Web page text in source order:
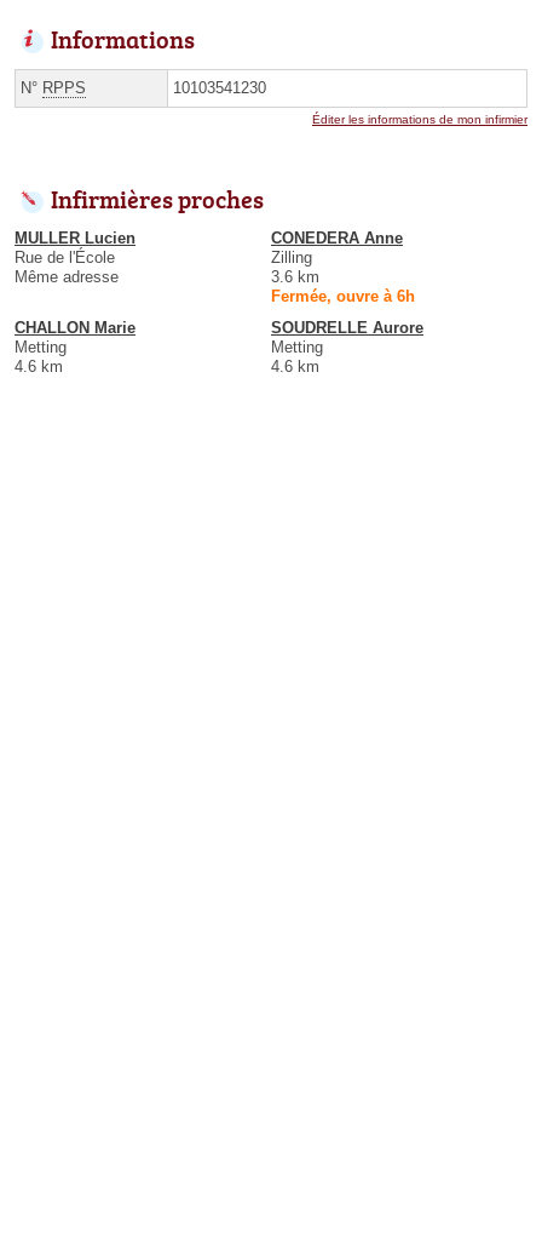
Informations
N° RPPS 10103541230
Éditer les informations de mon infirmier
Infirmières proches
MULLER Lucien
Rue de l'École
Même adresse
CONEDERA Anne
Zilling
3.6 km
Fermée, ouvre à 6h
CHALLON Marie
Metting
4.6 km
SOUDRELLE Aurore
Metting
4.6 km